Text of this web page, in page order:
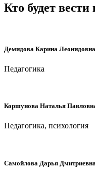
Кто будет вести
Демидова Карина Леонидовна
Педагогика
Коршунова Наталья
Педагогика, психология
Самойлова Дарья Дмитриевна